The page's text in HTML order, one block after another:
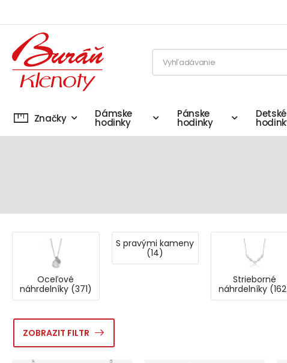
Značky Dámske
hodinky
Pánske
hodinky
Detské
Oceľové
náhrdelníky (371)
S pravými kameny
(14)
Strieborné
náhrdelníky
ZOBRAZIT FILTR